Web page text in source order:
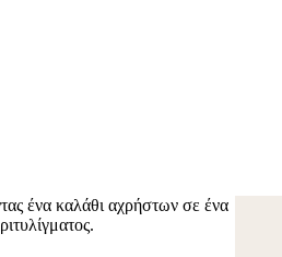
ένα καλάθι αχρήστων σε ένα